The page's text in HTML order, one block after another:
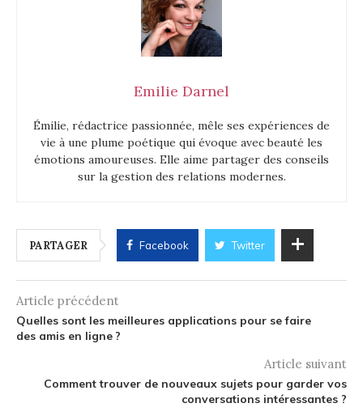
Emilie Darnel
Émilie, rédactrice passionnée, mêle ses expériences de
vie à une plume poétique qui évoque avec beauté les
émotions amoureuses. Elle aime partager des conseils
sur la gestion des relations modernes.
PARTAGER Facebook Twitter
Article précédent
Quelles sont les meilleures applications pour se faire
des amis en ligne ?
Article suivant
Comment trouver de nouveaux sujets pour garder vos
conversations intéressantes ?